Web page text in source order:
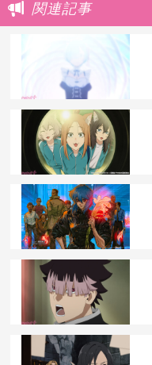
関連記事